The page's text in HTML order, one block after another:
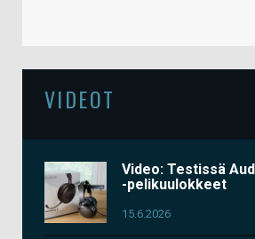
VIDEOT
Video: Testissä
-pelikuulokkeet
15.6.2026